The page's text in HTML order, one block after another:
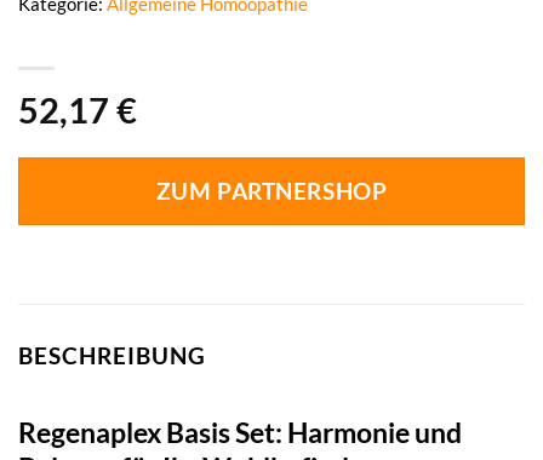
52,17 €
ZUM PARTNERSHOP
BESCHREIBUNG
Regenaplex Basis Set: Harmonie und